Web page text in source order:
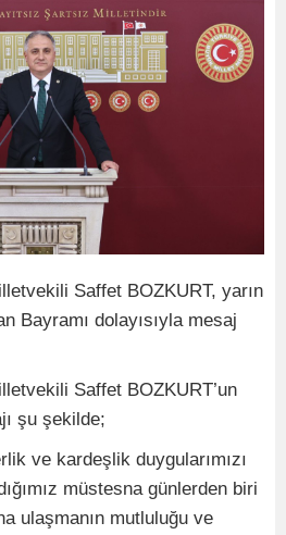
Saffet BOZKURT, yarın
Bayramı dolayısıyla mesaj
Saffet BOZKURT’un
şu şekilde;
ve kardeşlik duygularımızı
müstesna günlerden biri
ulaşmanın mutluluğu ve